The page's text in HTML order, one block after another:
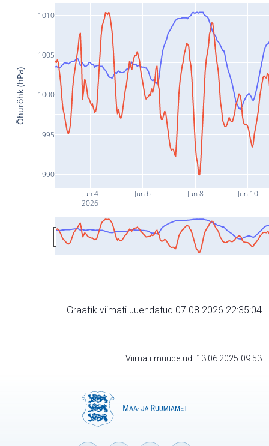
Jun 4
2026
Jun 6 Jun 8 Jun 10
990
995
1000
1005
1010
Õhurõhk (hPa)
Graafik viimati uuendatud 07.08.2026 22:35:04
Viimati muudetud: 13.06.2025 09:53